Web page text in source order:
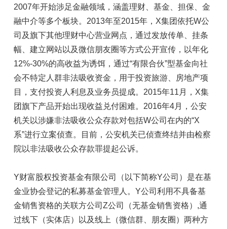
2007年开始涉足金融领域，涵盖理财、基金、担保、金
融中介等多个板块。2013年至2015年，X集团依托W公
司及旗下其他理财中心营业网点，通过发放传单、挂条
幅、建立网站以及微信朋友圈等方式公开宣传，以年化
12%-30%的高收益为诱饵，通过“有限合伙”型基金向社
会不特定人群非法吸收资金，用于投资旅游、房地产项
目，支付投资人利息及业务员提成。2015年11月，X集
团旗下产品开始出现收益兑付困难。2016年4月，公安
机关以涉嫌非法吸收公众存款对包括W公司在内的“X
系”进行立案侦查。目前，公安机关已侦查终结并由检察
院以非法吸收公众存款罪提起公诉。
Y财富股权投资基金有限公司（以下简称Y公司）是在基
金业协会登记的私募基金管理人。Y公司利用不具备基
金销售资格的关联方公司Z公司（无基金销售资格）,通
过线下（实体店）以及线上（微信群、朋友圈）两种方